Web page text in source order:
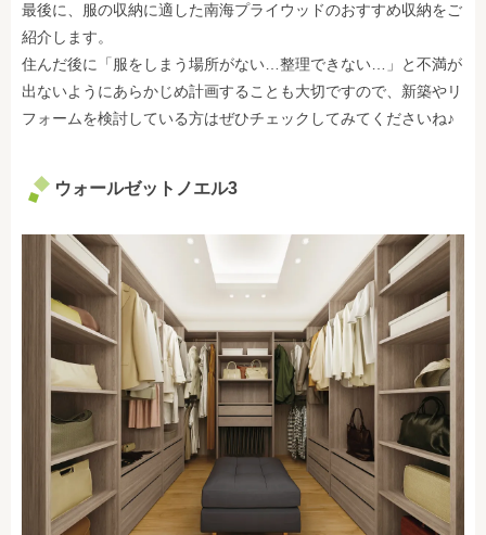
最後に、服の収納に適した南海プライウッドのおすすめ収納をご
紹介します。
住んだ後に「服をしまう場所がない…整理できない…」と不満が
出ないようにあらかじめ計画することも大切ですので、新築やリ
フォームを検討している方はぜひチェックしてみてくださいね♪
ウォールゼットノエル3